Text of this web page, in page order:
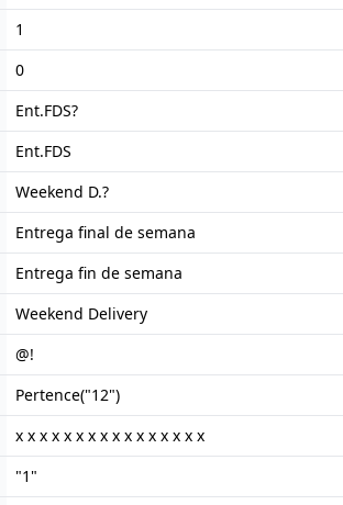
1
0
Ent.FDS?
Ent.FDS
Weekend D.?
Entrega final de semana
Entrega fin de semana
Weekend Delivery
@!
Pertence("12")
x x x x x x x x x x x x x x x x
"1"